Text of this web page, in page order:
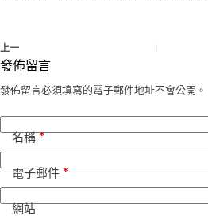
上一
發佈留言
發佈留言必須填寫的電子郵件地址不會公開。
名稱*
電子郵件*
網站